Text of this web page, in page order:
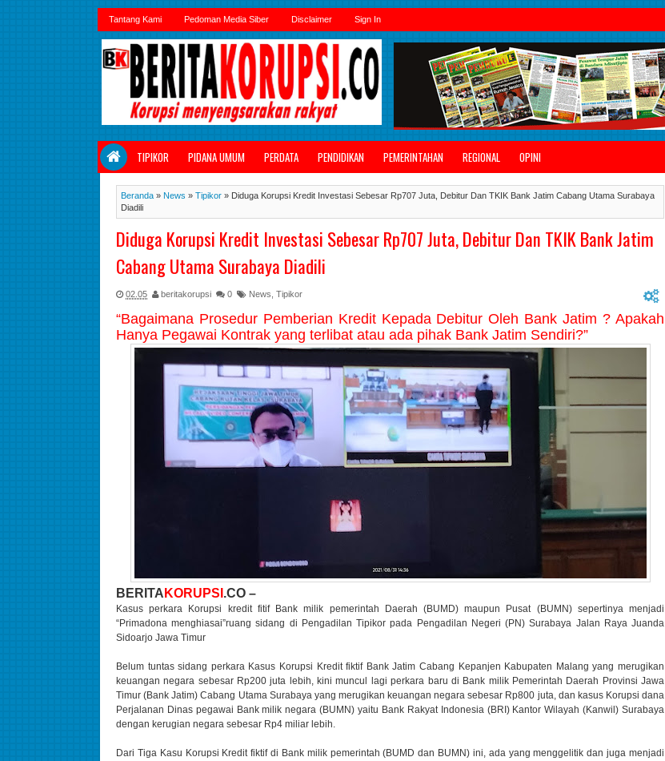
Tantang Kami Pedoman Media Siber Disclaimer Sign In
TIPIKOR PIDANA UMUM PERDATA PENDIDIKAN PEMERINTAHAN REGIONAL OPINI
Beranda » News » Tipikor » Diduga Korupsi Kredit Investasi Sebesar Rp707 Juta, Debitur Dan TKIK Bank Jatim Cabang Utama Surabaya
Diadili
Diduga Korupsi Kredit Investasi Sebesar Rp707 Juta, Debitur Dan TKIK Bank Jatim
Cabang Utama Surabaya Diadili
02.05 beritakorupsi 0 News Tipikor
“Bagaimana Prosedur Pemberian Kredit Kepada Debitur Oleh Bank Jatim ? Apakah
Hanya Pegawai Kontrak yang terlibat atau ada pihak Bank Jatim Sendiri?”
BERITA KORUPSI .CO –
Kasus perkara Korupsi kredit fitif Bank milik pemerintah Daerah (BUMD) maupun Pusat (BUMN) sepertinya menjadi
“Primadona menghiasai”ruang sidang di Pengadilan Tipikor pada Pengadilan Negeri (PN) Surabaya Jalan Raya Juanda
Sidoarjo Jawa Timur
Belum tuntas sidang perkara Kasus Korupsi Kredit fiktif Bank Jatim Cabang Kepanjen Kabupaten Malang yang merugikan
keuangan negara sebesar Rp200 juta lebih, kini muncul lagi perkara baru di Bank milik Pemerintah Daerah Provinsi Jawa
Timur (Bank Jatim) Cabang Utama Surabaya yang merugikan keuangan negara sebesar Rp800 juta, dan kasus Korupsi dana
Perjalanan Dinas pegawai Bank milik negara (BUMN) yaitu Bank Rakyat Indonesia (BRI) Kantor Wilayah (Kanwil) Surabaya
dengan kerugian negara sebesar Rp4 miliar lebih.
Dari Tiga Kasu Korupsi Kredit fiktif di Bank milik pemerintah (BUMD dan BUMN) ini, ada yang menggelitik dan juga menjadi